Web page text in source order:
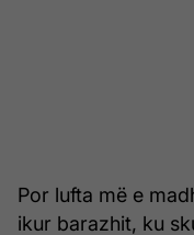
Por lufta më e
ikur barazhit, ku